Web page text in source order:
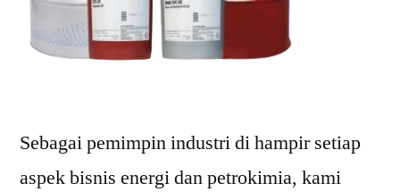
Sebagai pemimpin industri di hampir setiap
aspek bisnis energi dan petrokimia, kami